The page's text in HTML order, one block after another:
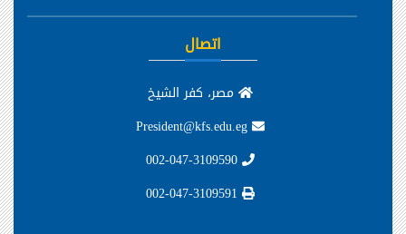
اتصال
مصر، كفر الشيخ